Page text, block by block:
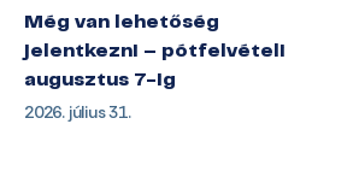
Még van lehetőség
jelentkezni – pótfelvételi
augusztus 7-ig
2026. július 31.